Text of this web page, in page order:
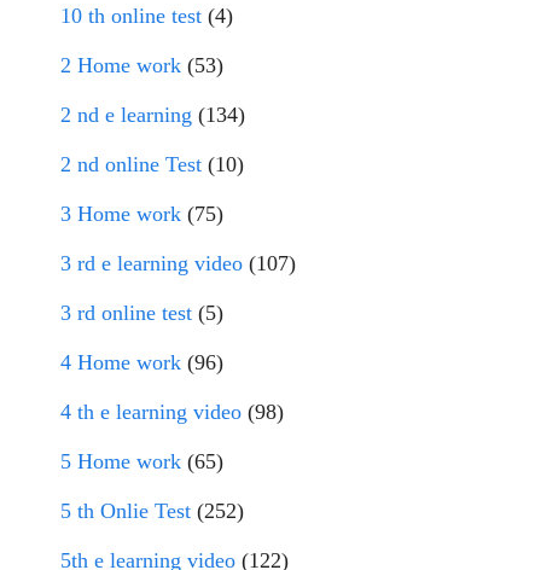
10 th online test (4)
2 Home work (53)
2 nd e learning (134)
2 nd online Test (10)
3 Home work (75)
3 rd e learning video (107)
3 rd online test (5)
4 Home work (96)
4 th e learning video (98)
5 Home work (65)
5 th Onlie Test (252)
5th e learning video (122)